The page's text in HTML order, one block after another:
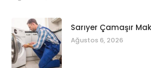
Sarıyer Çamaşır
Ağustos 6, 2026